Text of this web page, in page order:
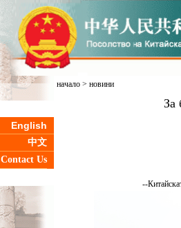
English
中文
Contact Us
начало> новини
За
--